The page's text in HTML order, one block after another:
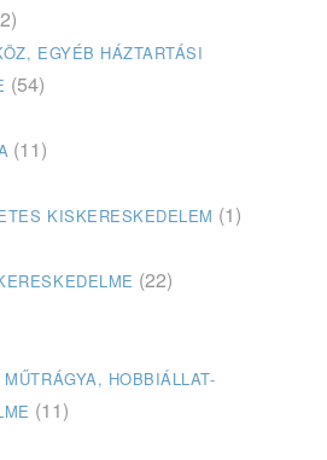
EGYÉB HÁZTARTÁSI
(54)
(11)
KISKERESKEDELEM (1)
(22)
HOBBIÁLLAT-
(11)